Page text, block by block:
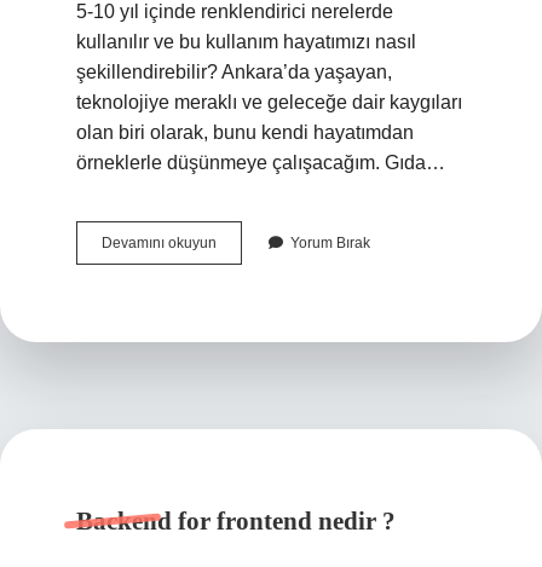
5-10 yıl içinde renklendirici nerelerde
kullanılır ve bu kullanım hayatımızı nasıl
şekillendirebilir? Ankara’da yaşayan,
teknolojiye meraklı ve geleceğe dair kaygıları
olan biri olarak, bunu kendi hayatımdan
örneklerle düşünmeye çalışacağım. Gıda…
Devamını okuyun Renklendirici
nerelerde
Yorum Bırak
Backend for frontend nedir ?